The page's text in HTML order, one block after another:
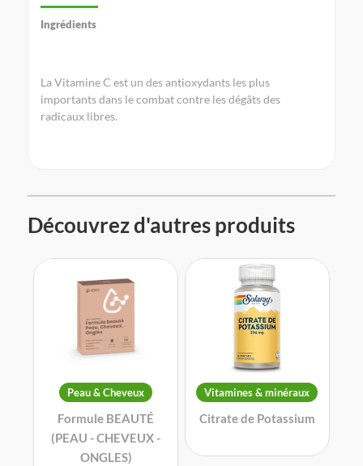
Ingrédients
La Vitamine C est un des antioxydants les plus
importants dans le combat contre les dégâts des
radicaux libres.
Découvrez d'autres produits
Peau & Cheveux
Formule BEAUTÉ
(PEAU - CHEVEUX -
ONGLES)
Vitamines & minéraux
Citrate de Potassium